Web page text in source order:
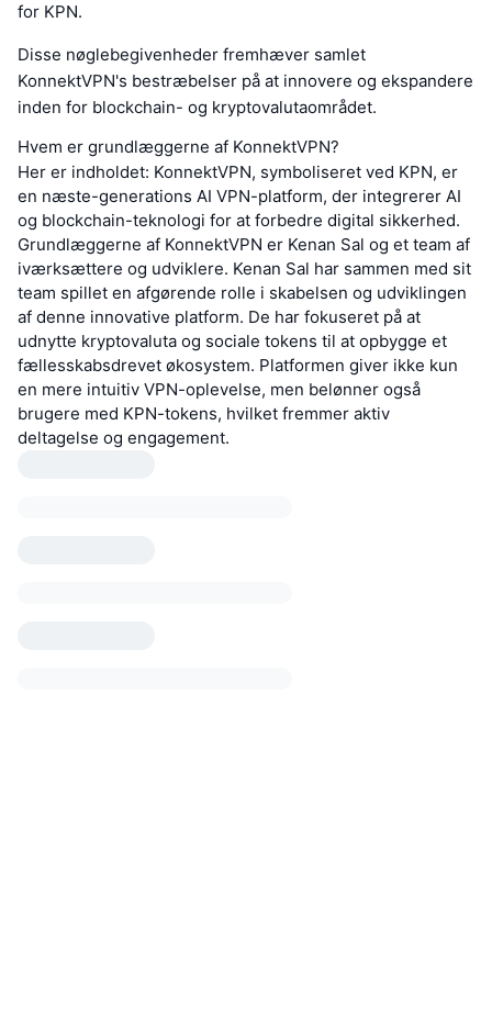
for KPN.
Disse nøglebegivenheder fremhæver samlet
KonnektVPN's bestræbelser på at innovere og ekspandere
inden for blockchain- og kryptovalutaområdet.
Hvem er grundlæggerne af KonnektVPN?
Her er indholdet: KonnektVPN, symboliseret ved KPN, er
en næste-generations AI VPN-platform, der integrerer AI
og blockchain-teknologi for at forbedre digital sikkerhed.
Grundlæggerne af KonnektVPN er Kenan Sal og et team af
iværksættere og udviklere. Kenan Sal har sammen med sit
team spillet en afgørende rolle i skabelsen og udviklingen
af denne innovative platform. De har fokuseret på at
udnytte kryptovaluta og sociale tokens til at opbygge et
fællesskabsdrevet økosystem. Platformen giver ikke kun
en mere intuitiv VPN-oplevelse, men belønner også
brugere med KPN-tokens, hvilket fremmer aktiv
deltagelse og engagement.